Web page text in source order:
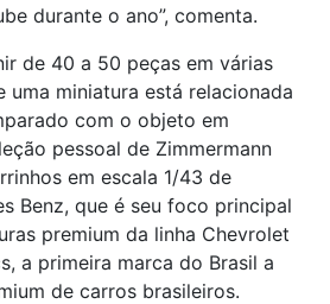
durante o ano”, comenta.
de 40 a 50 peças em várias
uma miniatura está relacionada
com o objeto em
pessoal de Zimmermann
em escala 1/43 de
Benz, que é seu foco principal
premium da linha Chevrolet
a primeira marca do Brasil a
de carros brasileiros.